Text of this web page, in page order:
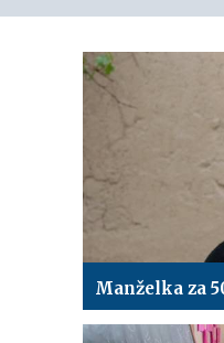
Manželka za